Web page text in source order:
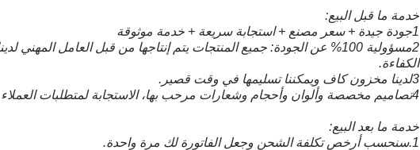
خدمة ما قبل البيع:
1جودة جيدة + سعر مصنع + استجابة سريعة + خدمة موثوقة
2مسؤولية 100% عن الجودة: جميع المنتجات يتم إنتاجها من قبل العامل المهني
الكفاءة.
3لدينا مخزون كاف ويمكننا تسليمها في وقت قصير.
4تصاميم مخصصة وألوان وأحجام وشعارات مرحب بها، الاستجابة لمتطلبات العملاء.
خدمة ما بعد البيع:
1.سنحسب أرخص تكلفة الشحن وجعل الفاتورة لك مرة واحدة.